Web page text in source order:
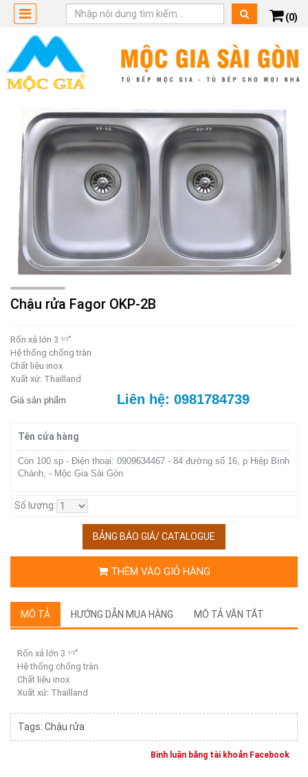
(0)
Chậu rửa Fagor OKP-2B
Rốn xả lớn 3 1/2’’
Hệ thống chống tràn
Chất liệu inox
Xuất xứ: Thailland
Giá sản phẩm Liên hệ: 0981784739
Tên cửa hàng
Còn 100 sp - Điện thoại: 0909634467 - 84 đường số 16, p Hiệp Bình
Chánh, - Mộc Gia Sài Gòn
Số lượng:
BẢNG BÁO GIÁ/ CATALOGUE
THÊM VÀO GIỎ HÀNG
MÔ TẢ HƯỚNG DẪN MUA HÀNG MÔ TẢ VẮN TẮT
Rốn xả lớn 3 1/2’’
Hệ thống chống tràn
Chất liệu inox
Xuất xứ: Thailland
Tags: Chậu rửa
Bình luận bằng tài khoản Facebook